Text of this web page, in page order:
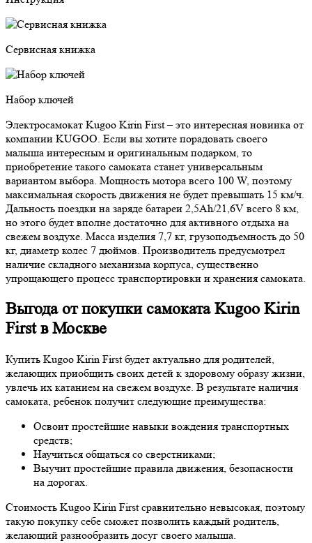
Сервисная книжка
Набор ключей
Электросамокат Kugoo Kirin First – это интересная новинка от
компании KUGOO. Если вы хотите порадовать своего
малыша интересным и оригинальным подарком, то
приобретение такого самоката станет универсальным
вариантом выбора. Мощность мотора всего 100 W, поэтому
максимальная скорость движения не будет превышать 15 км/ч.
Дальность поездки на заряде батареи 2,5Ah/21,6V всего 8 км,
но этого будет вполне достаточно для активного отдыха на
свежем воздухе. Масса изделия 7,7 кг, грузоподъемность до 50
кг, диаметр колес 7 дюймов. Производитель предусмотрел
наличие складного механизма корпуса, существенно
упрощающего процесс транспортировки и хранения самоката.
Выгода от покупки самоката Kugoo Kirin
First в Москве
Купить Kugoo Kirin First будет актуально для родителей,
желающих приобщить своих детей к здоровому образу жизни,
увлечь их катанием на свежем воздухе. В результате наличия
самоката, ребенок получит следующие преимущества:
Освоит простейшие навыки вождения транспортных
средств;
Научиться общаться со сверстниками;
Выучит простейшие правила движения, безопасности
на дорогах.
Стоимость Kugoo Kirin First сравнительно невысокая, поэтому
такую покупку себе сможет позволить каждый родитель,
желающий разнообразить досуг своего малыша.